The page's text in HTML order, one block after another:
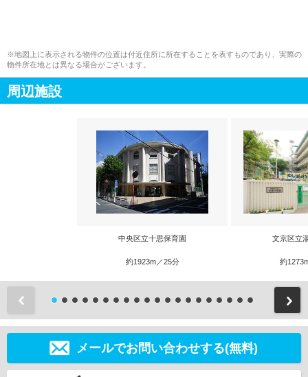
※地図上に表示される物件の位置は付近住所に所在することを表すものであり、実際の
物件所在地とは異なる場合がございます。
周辺施設
中央区立十思保育園
約1923m／25分
文京区立
約
メールでお問い合わせする(無料)